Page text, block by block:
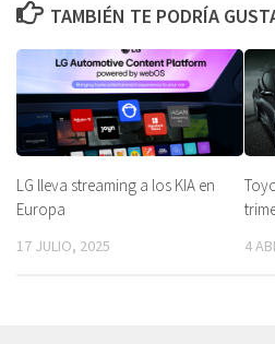
TAMBIÉN TE PODRÍA
LG lleva streaming a los KIA en
Europa
17 JULIO, 2025 4